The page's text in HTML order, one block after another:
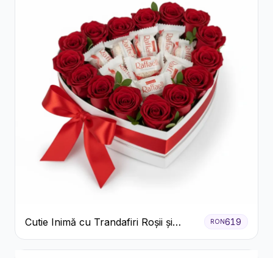
Cutie Inimă cu Trandafiri Roșii și
Bomboane Raffaello
RON619